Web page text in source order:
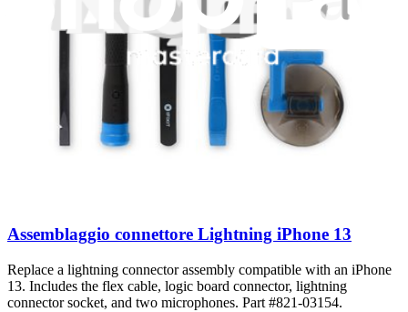
Garanzia a vita
Assemblaggio connettore Lightning iPhone 13
Replace a lightning connector assembly compatible with an iPhone
13. Includes the flex cable, logic board connector, lightning
connector socket, and two microphones. Part #821-03154.